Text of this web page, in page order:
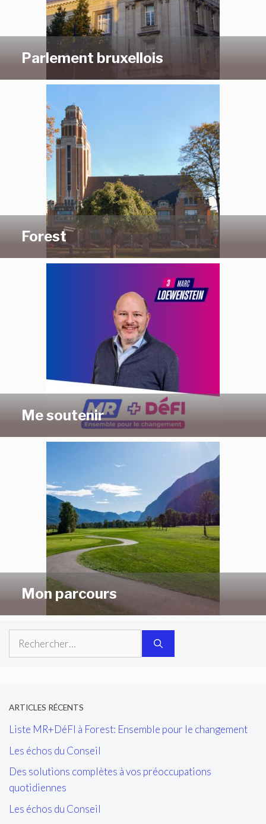
Parlement bruxellois
Forest
Me soutenir
Mon parcours
Rechercher :
ARTICLES RÉCENTS
Liste MR+DéFI à Forest: Ensemble pour le changement
Les échos du Conseil
Des solutions complètes à vos préoccupations
quotidiennes
Les échos du Conseil